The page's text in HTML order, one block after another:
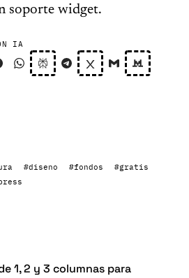
soporte widget.
IA
#diseno #fondos
#gratis
1, 2 y 3 columnas para